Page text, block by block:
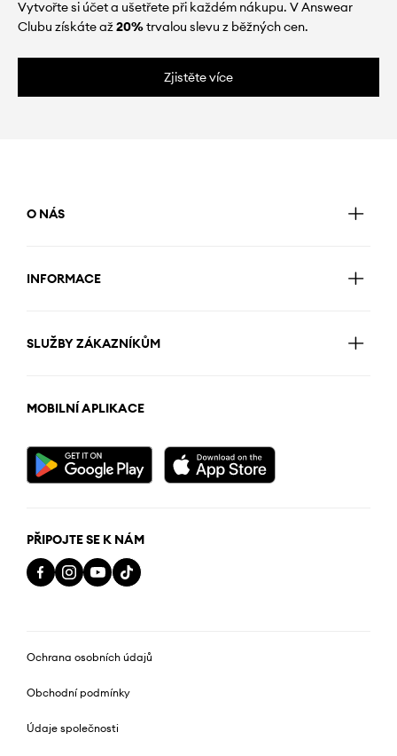
Vytvořte si účet a ušetřete při každém nákupu. V Answear
Clubu získáte až20%trvalou slevu z běžných cen.
Zjistěte více
O NÁS
INFORMACE
SLUŽBY ZÁKAZNÍKŮM
MOBILNÍ APLIKACE
PŘIPOJTE SE K NÁM
Ochrana osobních údajů
Obchodní podmínky
Údaje společnosti